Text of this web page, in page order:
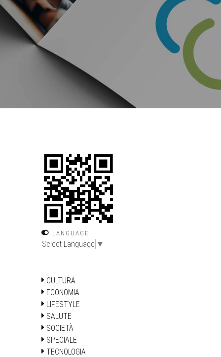
LANGUAGE
Select Language ▼
CULTURA
ECONOMIA
LIFESTYLE
SALUTE
SOCIETÀ
SPECIALE
TECNOLOGIA